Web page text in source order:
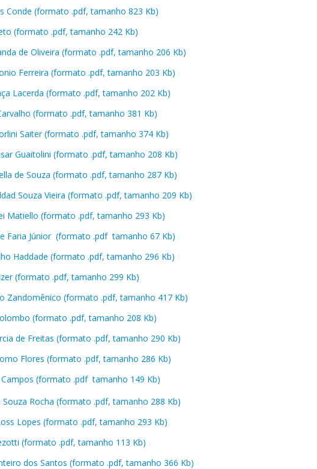
Conde (formato .pdf, tamanho 823 Kb)
(formato .pdf, tamanho 242 Kb)
de Oliveira (formato .pdf, tamanho 206 Kb)
Ferreira (formato .pdf, tamanho 203 Kb)
Lacerda (formato .pdf, tamanho 202 Kb)
(formato .pdf, tamanho 381 Kb)
Saiter (formato .pdf, tamanho 374 Kb)
Guaitolini (formato .pdf, tamanho 208 Kb)
de Souza (formato .pdf, tamanho 287 Kb)
Souza Vieira (formato .pdf, tamanho 209 Kb)
Matiello (formato .pdf, tamanho 293 Kb)
Faria Júnior (formato .pdf tamanho 67 Kb)
Haddade (formato .pdf, tamanho 296 Kb)
(formato .pdf, tamanho 299 Kb)
Zandomênico (formato .pdf, tamanho 417 Kb)
(formato .pdf, tamanho 208 Kb)
de Freitas (formato .pdf, tamanho 290 Kb)
Flores (formato .pdf, tamanho 286 Kb)
Campos​ (formato .pdf tamanho 149 Kb)
Souza Rocha (formato .pdf, tamanho 288 Kb)
Lopes (formato .pdf, tamanho 293 Kb)
(formato .pdf, tamanho 113 Kb)
dos Santos (formato .pdf, tamanho 366 Kb)